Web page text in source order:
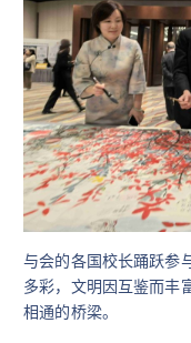
与会的各国校长踊跃参
多彩，文明因互鉴而丰
相通的桥梁。